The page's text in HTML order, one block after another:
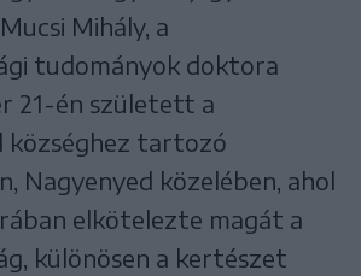
Mihály, a
tudományok doktora
21-én született a
községhez tartozó
Nagyenyed közelében, ahol
elkötelezte magát a
különösen a kertészet